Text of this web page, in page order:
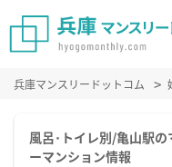
兵庫マンスリードットコム
風呂･トイレ別/亀山駅
ーマンション情報